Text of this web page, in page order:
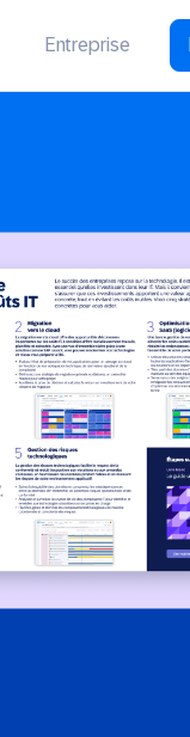
Entreprise